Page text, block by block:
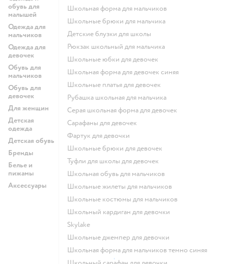
обувь для
малышей
Одежда для
мальчиков
Одежда для
девочек
Обувь для
мальчиков
Обувь для
девочек
Для женщин
Детская
одежда
Детская обувь
Бренды
Белье и
пижамы
Аксессуары
Школьная форма для мальчиков
Школьные брюки для мальчика
Детские блузки для школы
Рюкзак школьный для мальчика
Школьные юбки для девочек
Школьная форма для девочек синяя
Школьные платья для девочек
Рубашка школьная для мальчика
Серая школьная форма для девочек
Сарафаны для девочек
Фартук для девочки
Школьные брюки для девочек
Туфли для школы для девочек
Школьная обувь для мальчиков
Школьные жилеты для мальчиков
Школьные костюмы для мальчиков
Школьный кардиган для девочки
Skylake
Школьные джемпер для девочки
Школьная форма для мальчиков темно синяя